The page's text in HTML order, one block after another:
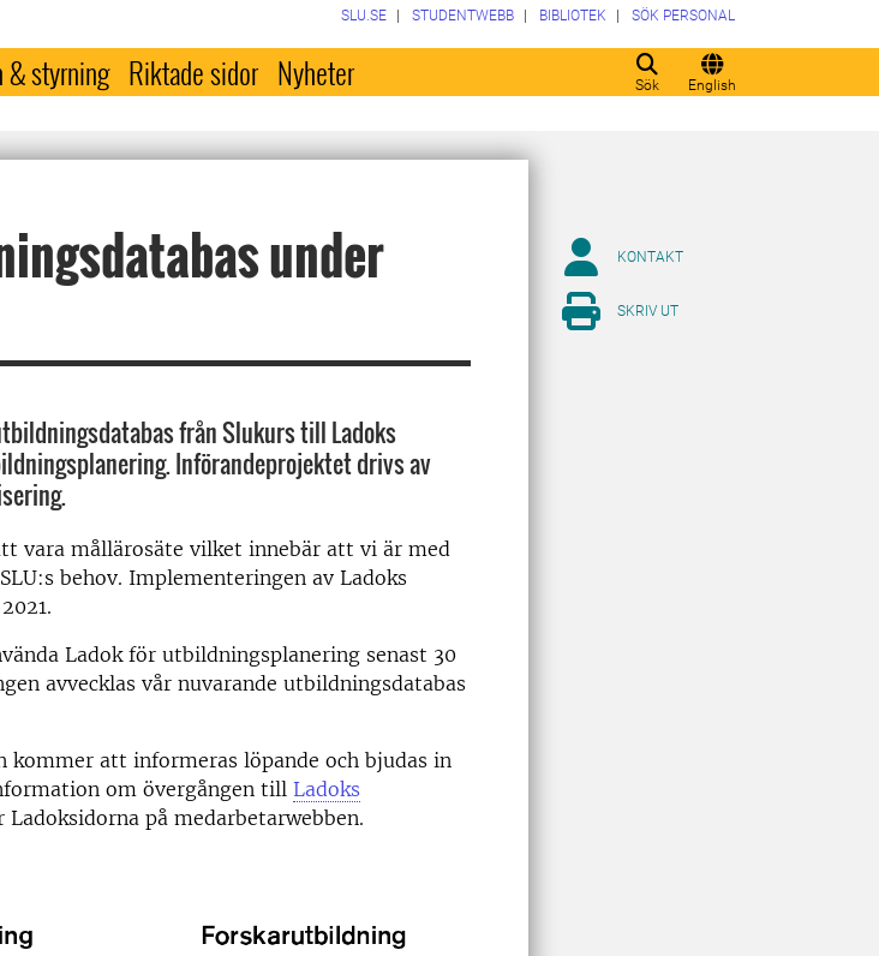
Sök English
SLU.SE STUDENTWEBB BIBLIOTEK SÖK PERSONAL
& styrning Riktade sidor Nyheter
under
från Slukurs till Ladoks
Införandeprojektet drivs av
vara mållärosäte vilket innebär att vi är med
behov. Implementeringen av Ladoks
Ladok för utbildningsplanering senast 30
avvecklas vår nuvarande utbildningsdatabas
kommer att informeras löpande och bjudas in
om övergången till Ladoks
Ladoksidorna på medarbetarwebben.
KONTAKT
SKRIV UT